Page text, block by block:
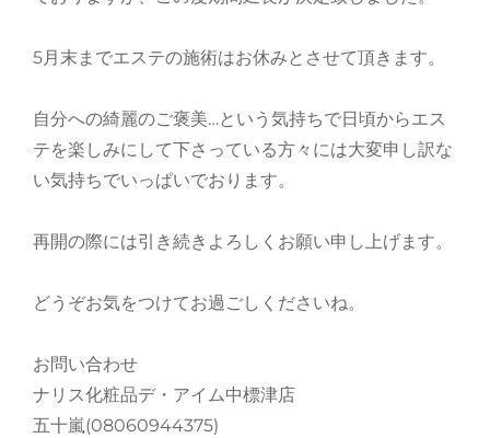
5月末までエステの施術はお休みとさせて頂きます。
自分への綺麗のご褒美…という気持ちで日頃からエス
テを楽しみにして下さっている方々には大変申し訳な
い気持ちでいっぱいでおります。
再開の際には引き続きよろしくお願い申し上げます。
どうぞお気をつけてお過ごしくださいね。
お問い合わせ
ナリス化粧品デ・アイム中標津店
五十嵐(08060944375)